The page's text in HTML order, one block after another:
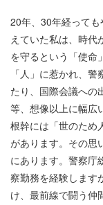
20年、30年経って
えていた私は、時代
を守るという「使命
「人」に惹かれ、
たり、国際会議への
等、想像以上に幅広
根幹には「世のため
があります。その思
にあります。警察庁
察勤務を経験します
け、最前線で闘う仲